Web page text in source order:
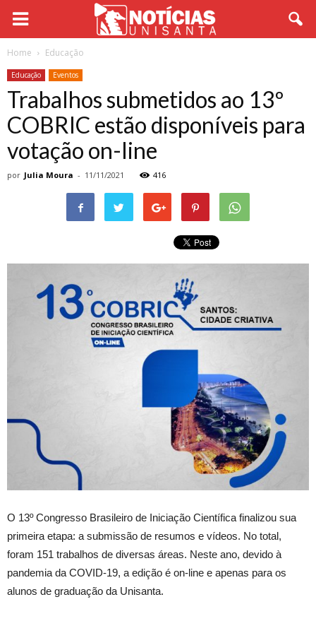
Home Educação
Educação Eventos
Trabalhos submetidos ao 13º
COBRIC estão disponíveis para
votação on-line
por Julia Moura - 11/11/2021 416
O 13º Congresso Brasileiro de Iniciação Científica finalizou sua
primeira etapa: a submissão de resumos e vídeos. No total,
foram 151 trabalhos de diversas áreas. Neste ano, devido à
pandemia da COVID-19, a edição é on-line e apenas para os
alunos de graduação da Unisanta.